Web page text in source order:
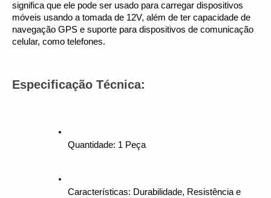
significa que ele pode ser usado para carregar dispositivos
móveis usando a tomada de 12V, além de ter capacidade de
navegação GPS e suporte para dispositivos de comunicação
celular, como telefones.
Especificação Técnica:
Quantidade: 1 Peça
Características: Durabilidade, Resistência e